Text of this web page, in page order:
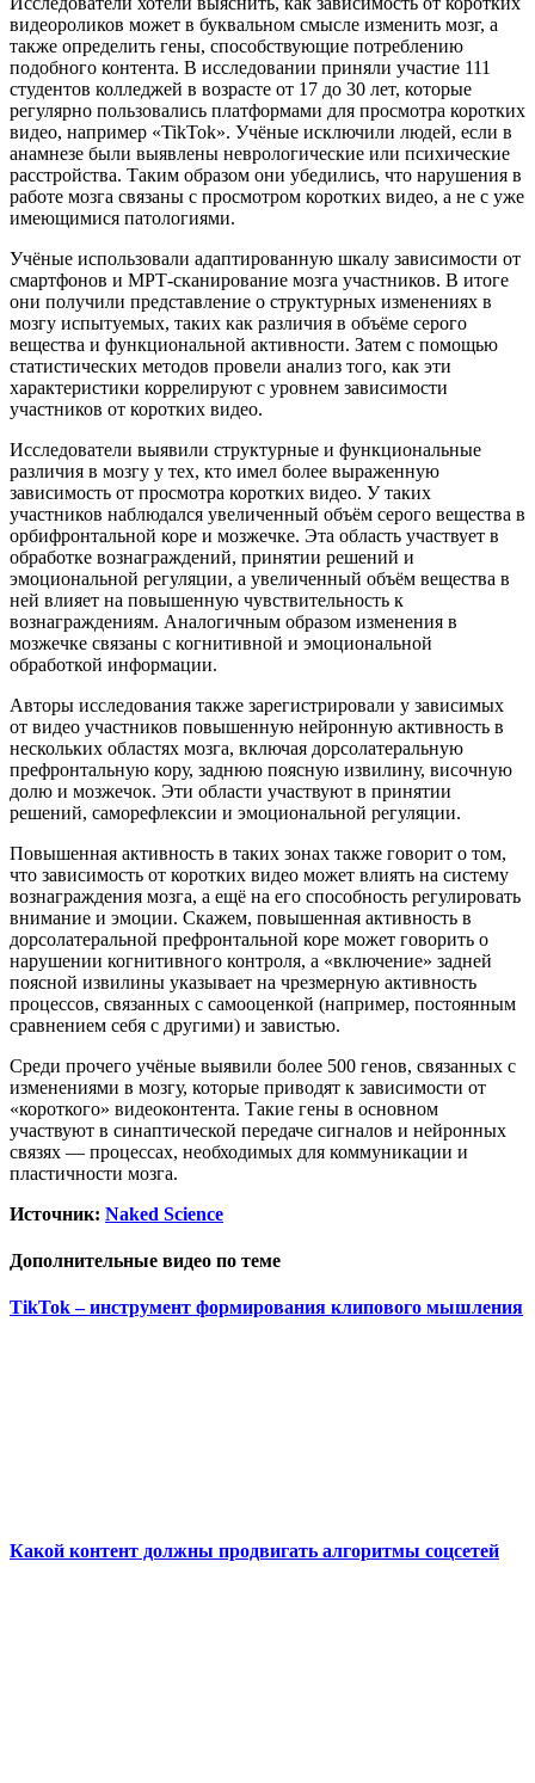
видеороликов может в буквальном смысле изменить мозг, а
также определить гены, способствующие потреблению
подобного контента. В исследовании приняли участие 111
студентов колледжей в возрасте от 17 до 30 лет, которые
регулярно пользовались платформами для просмотра коротких
видео, например «TikTok». Учёные исключили людей, если в
анамнезе были выявлены неврологические или психические
расстройства. Таким образом они убедились, что нарушения в
работе мозга связаны с просмотром коротких видео, а не с уже
имеющимися патологиями.
Учёные использовали адаптированную шкалу зависимости от
смартфонов и МРТ-сканирование мозга участников. В итоге
они получили представление о структурных изменениях в
мозгу испытуемых, таких как различия в объёме серого
вещества и функциональной активности. Затем с помощью
статистических методов провели анализ того, как эти
характеристики коррелируют с уровнем зависимости
участников от коротких видео.
Исследователи выявили структурные и функциональные
различия в мозгу у тех, кто имел более выраженную
зависимость от просмотра коротких видео. У таких
участников наблюдался увеличенный объём серого вещества в
орбифронтальной коре и мозжечке. Эта область участвует в
обработке вознаграждений, принятии решений и
эмоциональной регуляции, а увеличенный объём вещества в
ней влияет на повышенную чувствительность к
вознаграждениям. Аналогичным образом изменения в
мозжечке связаны с когнитивной и эмоциональной
обработкой информации.
Авторы исследования также зарегистрировали у зависимых
от видео участников повышенную нейронную активность в
нескольких областях мозга, включая дорсолатеральную
префронтальную кору, заднюю поясную извилину, височную
долю и мозжечок. Эти области участвуют в принятии
решений, саморефлексии и эмоциональной регуляции.
Повышенная активность в таких зонах также говорит о том,
что зависимость от коротких видео может влиять на систему
вознаграждения мозга, а ещё на его способность регулировать
внимание и эмоции. Скажем, повышенная активность в
дорсолатеральной префронтальной коре может говорить о
нарушении когнитивного контроля, а «включение» задней
поясной извилины указывает на чрезмерную активность
процессов, связанных с самооценкой (например, постоянным
сравнением себя с другими) и завистью.
Среди прочего учёные выявили более 500 генов, связанных с
изменениями в мозгу, которые приводят к зависимости от
«короткого» видеоконтента. Такие гены в основном
участвуют в синаптической передаче сигналов и нейронных
связях — процессах, необходимых для коммуникации и
пластичности мозга.
Источник: Naked Science
Дополнительные видео по теме
TikTok – инструмент формирования клипового мышления
Какой контент должны продвигать алгоритмы соцсетей